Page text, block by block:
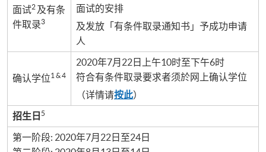
面试2 及有条
件取录3
面试的安排
及发放「有条件取录通知书」予成功申请
人
确认学位1 & 4
2020年7月22日上午10时至下午6时
符合有条件取录要求者须於网上确认学位
（详情请按此）
招生日 5
第一阶段: 2020年7月22日至24日